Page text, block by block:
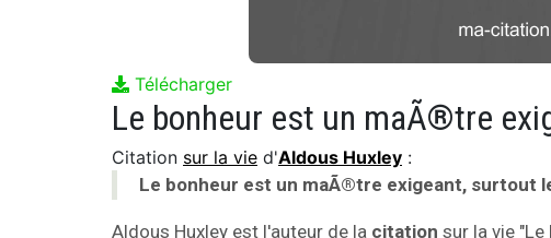
Télécharger
Citation sur la vie d'Aldous Huxley :
Le bonheur est un maÃ®tre exigeant, surtout
Aldous Huxley est l'auteur de la citation sur la vie